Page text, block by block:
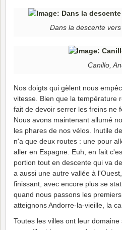
Dans la descente
Canillo,
Nos doigts qui gèlent nous
vitesse. Bien que la température
fait de devoir serrer les freins ne
Nous avons maintenant allumé
les phares de nos vélos. Inutile
n'a que deux routes : une pour
aller en Espagne. Euh, en fait
portion tout en descente qui va
a aussi une autre vallée à
finissant, avec encore plus se
quand nous passons les
atteignons Andorre-la-vieille, la
Toutes les villes ont leur